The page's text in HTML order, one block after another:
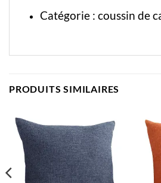
Catégorie : coussin de
PRODUITS SIMILAIRES